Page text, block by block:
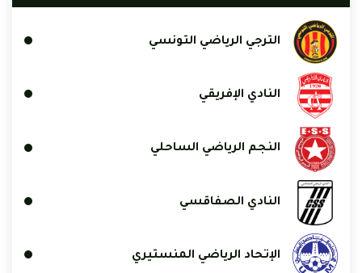
الترجي الرياضي التونسي
النادي الإفريقي
النجم الرياضي الساحلي
النادي الصفاقسي
الإتحاد الرياضي المنستيري